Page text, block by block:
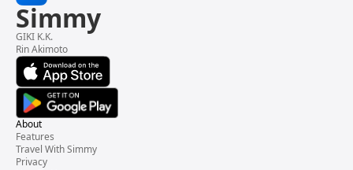
Simmy
GIKI K.K.
Rin Akimoto
About
Features
Travel With Simmy
Privacy